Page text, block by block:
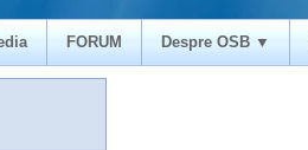
FORUM Despre OSB ▼